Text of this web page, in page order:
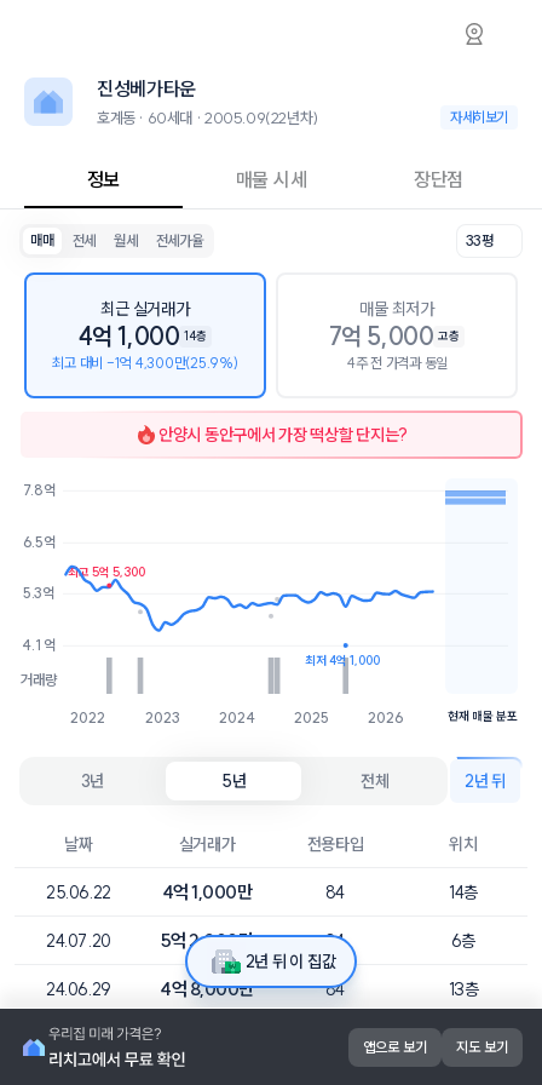
호계동 진성베가타운 아파트 시세·실거래가·2
진성베가타운은 호계동에 위치한 60세대 아파트로, 2005.09 입주한
2026년 8월 10일 기준 33평형의 매매 시세는 5.3억, 전세는 4.2억입니
인근 학군으로는 호계초등학교, 범계중학교, 부흥고등학교가 있습니다.
최고 17층, 용적률 376%, 건폐율 50%의 단지입니다.
진성베가타운
진성베가타운
호계동 · 60세대 · 2005.09(22년차) 호계동 · 60세
자세히보기
정보 매물 시세 장단점
매매 전세 월세 전세가율 33평
최근 실거래가
4억 1,000 14층
최고 대비 -1억 4,300만(25.9%)
매물 최저가
7억 5,000 고층
4주 전 가격과 동일
안양시 동안구에서 가장 떡상할 단지는?
2022 2023 2024 2025 2026
거래량
4.1억
5.3억
6.5억
7.8억
최고 5억 5,300
최저 4억 1,000
현재 매물 분포
3년 5년 전체 2년 뒤
날짜 실거래가 전용타입 위치
25.06.22 4억 1,000만 84 14층
24.07.20 5억 2,000만 84 6층
24.06.29 4억 8,000만 84 13층
22.09.06 4억 9,000만 5층
2년 뒤 이 집값
앱으로 보기 지도 보기